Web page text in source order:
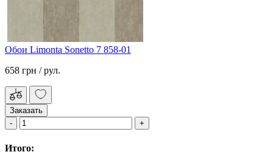
Обои Limonta Sonetto 7 858-01
658 грн / рул.
Заказать
Итого: